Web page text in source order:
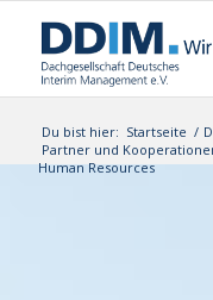
Du bist hier: Startseite /
Partner und
Human Resources